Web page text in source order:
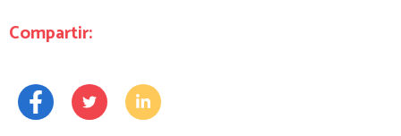
Compartir: